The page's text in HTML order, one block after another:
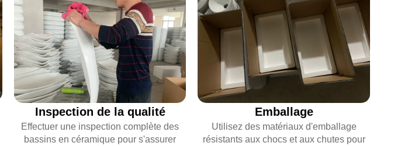
Inspection de la qualité
Effectuer une inspection complète des
bassins en céramique pour s'assurer
Emballage
Utilisez des matériaux d'emballage
résistants aux chocs et aux chutes pour